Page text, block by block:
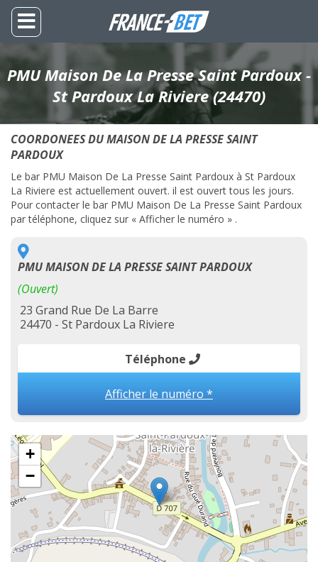
PMU Maison De La Presse Saint Pardoux -
St Pardoux La Riviere (24470)
COORDONEES DU MAISON DE LA PRESSE SAINT
PARDOUX
Le bar PMU Maison De La Presse Saint Pardoux à St Pardoux
La Riviere est actuellement ouvert. il est ouvert tous les jours.
Pour contacter le bar PMU Maison De La Presse Saint Pardoux
par téléphone, cliquez sur « Afficher le numéro » .
PMU MAISON DE LA PRESSE SAINT PARDOUX
(Ouvert)
23 Grand Rue De La Barre
24470 - St Pardoux La Riviere
Téléphone
Afficher le numéro *
+
−